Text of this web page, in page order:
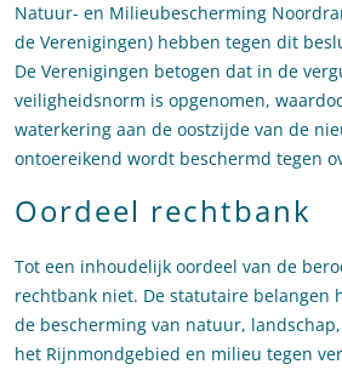
Natuur- en Milieubescherming
de Verenigingen) hebben tegen dit
De Verenigingen betogen dat in de
veiligheidsnorm is opgenomen,
waterkering aan de oostzijde van de
ontoereikend wordt beschermd tegen
Oordeel rechtbank
Tot een inhoudelijk oordeel van de
rechtbank niet. De statutaire belangen
de bescherming van natuur,
het Rijnmondgebied en milieu tegen